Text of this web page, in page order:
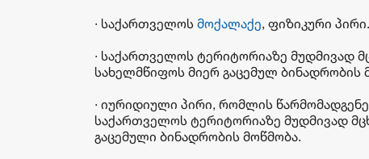
· საქართველოს მოქალაქე, ფიზიკური პირი.
· საქართველოს ტერიტორიაზე მუდმივად
სახელმწიფოს მიერ გაცემულ ბინადრობის
· იურიდიული პირი, რომლის
საქართველოს ტერიტორიაზე მუდმივად
გაცემული ბინადრობის მოწმობა.